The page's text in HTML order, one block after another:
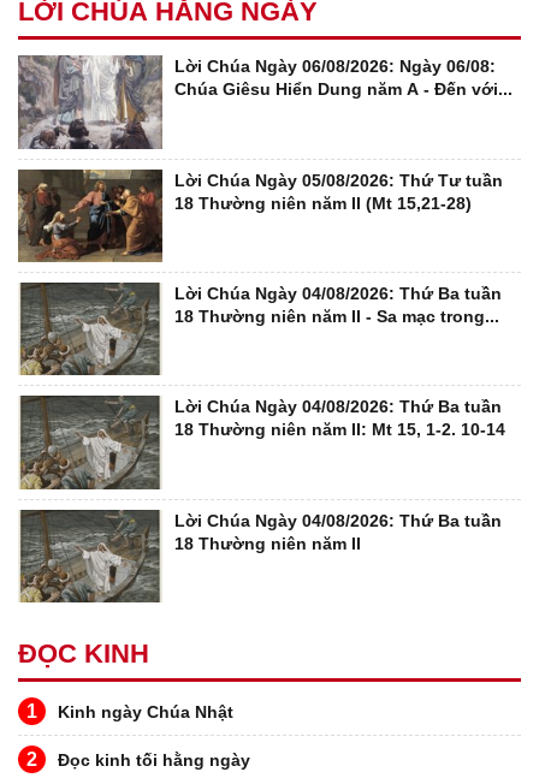
LỜI CHÚA HẰNG NGÀY
Lời Chúa Ngày 06/08/2026: Ngày 06/08:
Chúa Giêsu Hiển Dung năm A - Đến với...
Lời Chúa Ngày 05/08/2026: Thứ Tư tuần
18 Thường niên năm II (Mt 15,21-28)
Lời Chúa Ngày 04/08/2026: Thứ Ba tuần
18 Thường niên năm II - Sa mạc trong...
Lời Chúa Ngày 04/08/2026: Thứ Ba tuần
18 Thường niên năm II: Mt 15, 1-2. 10-14
Lời Chúa Ngày 04/08/2026: Thứ Ba tuần
18 Thường niên năm II
ĐỌC KINH
1 Kinh ngày Chúa Nhật
2 Đọc kinh tối hằng ngày